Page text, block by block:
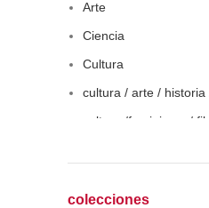
Arte
Ciencia
Cultura
cultura / arte / historia
cultura /feminismo /
Economía
colecciones